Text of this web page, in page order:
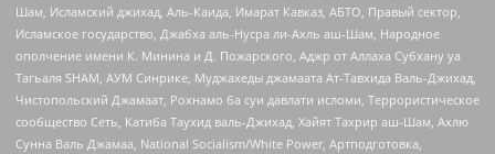
Шам, Исламский джихад, Аль-Каида, Имарат Кавказ, АБТО, Правый сектор,
Исламское государство, Джабха аль-Нусра ли-Ахль аш-Шам, Народное
ополчение имени К. Минина и Д. Пожарского, Аджр от Аллаха Субхану уа
Тагьаля SHAM, АУМ Синрике, Муджахеды джамаата Ат-Тавхида Валь-Джихад,
Чистопольский Джамаат, Рохнамо ба суи давлати исломи, Террористическое
сообщество Сеть, Катиба Таухид валь-Джихад, Хайят Тахрир аш-Шам, Ахлю
Сунна Валь Джамаа, National Socialism/White Power, Артподготовка,